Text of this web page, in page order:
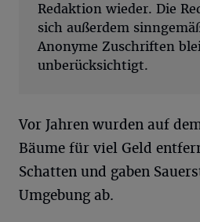
Redaktion wieder. Die
sich außerdem
Anonyme Zuschriften
unberücksichtigt.
Vor Jahren wurden auf
Bäume für viel Geld
Schatten und gaben
Umgebung ab.